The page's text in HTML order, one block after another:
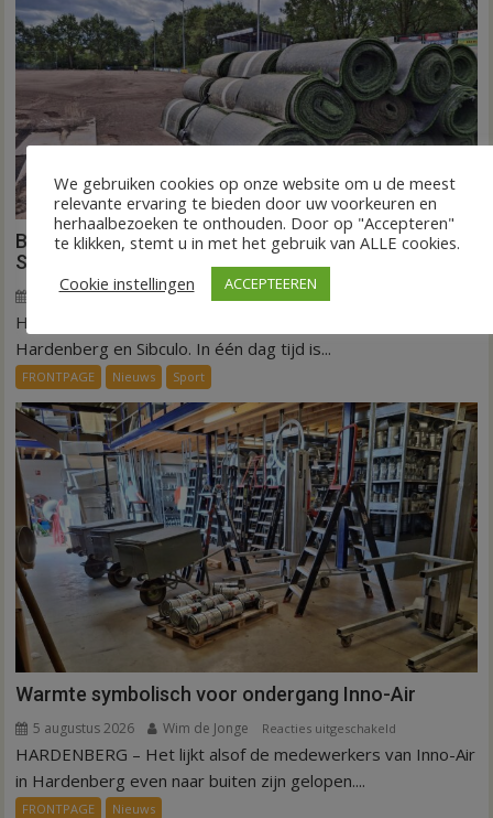
Binnen een dag is kunstgras weg in Hardenberg en
Sibculo
5 augustus 2026 Wim de Jonge
kunstgras
weg
in
Hardenberg
en
Sibculo
HARDENBERG/SIBCULO – Het gras is vandaag opgerold in
Hardenberg en Sibculo. In één dag tijd is...
FRONTPAGE Nieuws Sport
Warmte symbolisch voor ondergang Inno-Air
5 augustus 2026 Wim de Jonge Reacties uitgeschakeld
Warmte
HARDENBERG – Het lijkt alsof de medewerkers van Inno-Air
in Hardenberg even naar buiten zijn gelopen....
FRONTPAGE Nieuws
We gebruiken cookies op onze website om u de meest
relevante ervaring te bieden door uw voorkeuren en
herhaalbezoeken te onthouden. Door op "Accepteren"
te klikken, stemt u in met het gebruik van ALLE cookies.
Cookie instellingen
ACCEPTEEREN